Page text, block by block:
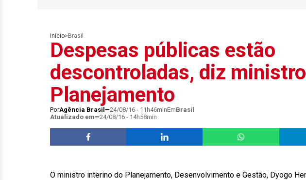
Início> Brasil
Despesas públicas estão
descontroladas, diz
Planejamento
PorAgência Brasil 24/08/16 - 11h46minEmBrasil
Atualizado em
24/08/16 - 14h58min
O ministro interino do Planejamento, Desenvolvimento e Gestão, Dyogo